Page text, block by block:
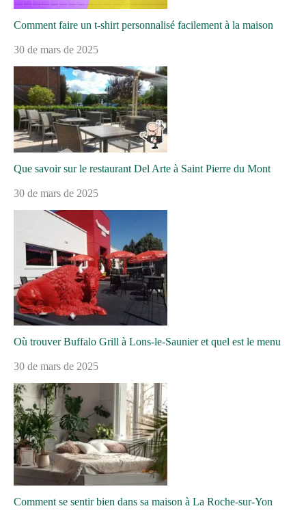
Comment faire un t-shirt personnalisé facilement à la maison
30 de mars de 2025
Que savoir sur le restaurant Del Arte à Saint Pierre du Mont
30 de mars de 2025
Où trouver Buffalo Grill à Lons-le-Saunier et quel est le menu
30 de mars de 2025
Comment se sentir bien dans sa maison à La Roche-sur-Yon